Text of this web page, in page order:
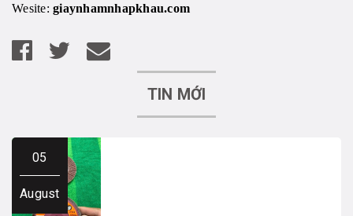
Wesite: giaynhamnhapkhau.com
TIN MỚI
05
August